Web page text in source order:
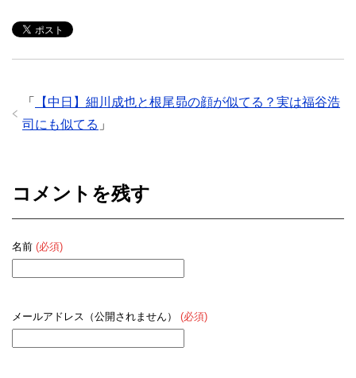
「
【中日】細川成也と根尾昴の顔が似てる？実は福谷浩
司にも似てる 」
コメントを残す
名前 (必須)
メールアドレス（公開されません） (必須)